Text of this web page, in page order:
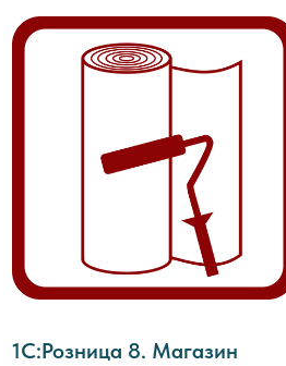
1С:Розница 8. Магазин